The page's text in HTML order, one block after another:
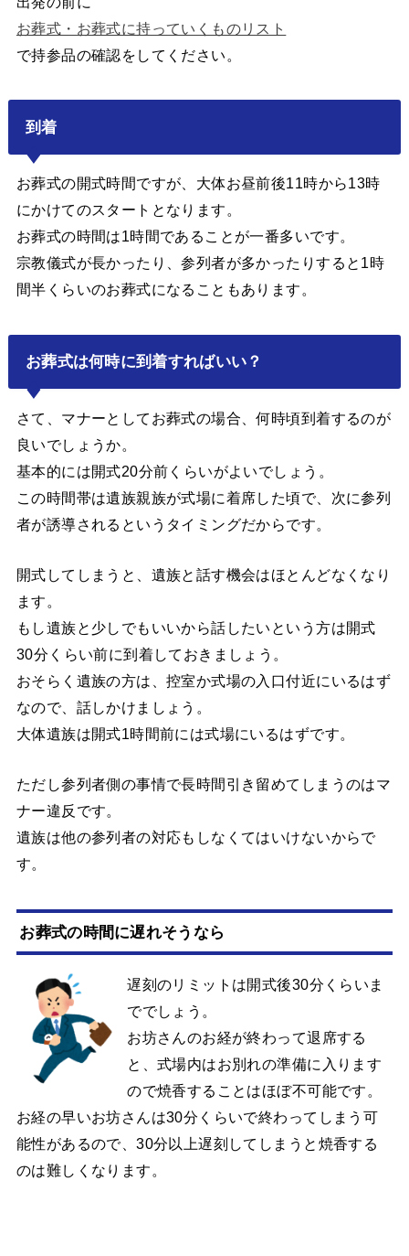
お葬式・お葬式に持っていくものリスト
で持参品の確認をしてください。
到着
お葬式の開式時間ですが、大体お昼前後11時から13時
にかけてのスタートとなります。
お葬式の時間は1時間であることが一番多いです。
宗教儀式が長かったり、参列者が多かったりすると1時
間半くらいのお葬式になることもあります。
お葬式は何時に到着すればいい？
さて、マナーとしてお葬式の場合、何時頃到着するのが
良いでしょうか。
基本的には開式20分前くらいがよいでしょう。
この時間帯は遺族親族が式場に着席した頃で、次に参列
者が誘導されるというタイミングだからです。
開式してしまうと、遺族と話す機会はほとんどなくなり
ます。
もし遺族と少しでもいいから話したいという方は開式
30分くらい前に到着しておきましょう。
おそらく遺族の方は、控室か式場の入口付近にいるはず
なので、話しかけましょう。
大体遺族は開式1時間前には式場にいるはずです。
ただし参列者側の事情で長時間引き留めてしまうのはマ
ナー違反です。
遺族は他の参列者の対応もしなくてはいけないからで
す。
お葬式の時間に遅れそうなら
遅刻のリミットは開式後30分くらいま
ででしょう。
お坊さんのお経が終わって退席する
と、式場内はお別れの準備に入ります
ので焼香することはほぼ不可能です。
お経の早いお坊さんは30分くらいで終わってしまう可
能性があるので、30分以上遅刻してしまうと焼香する
のは難しくなります。